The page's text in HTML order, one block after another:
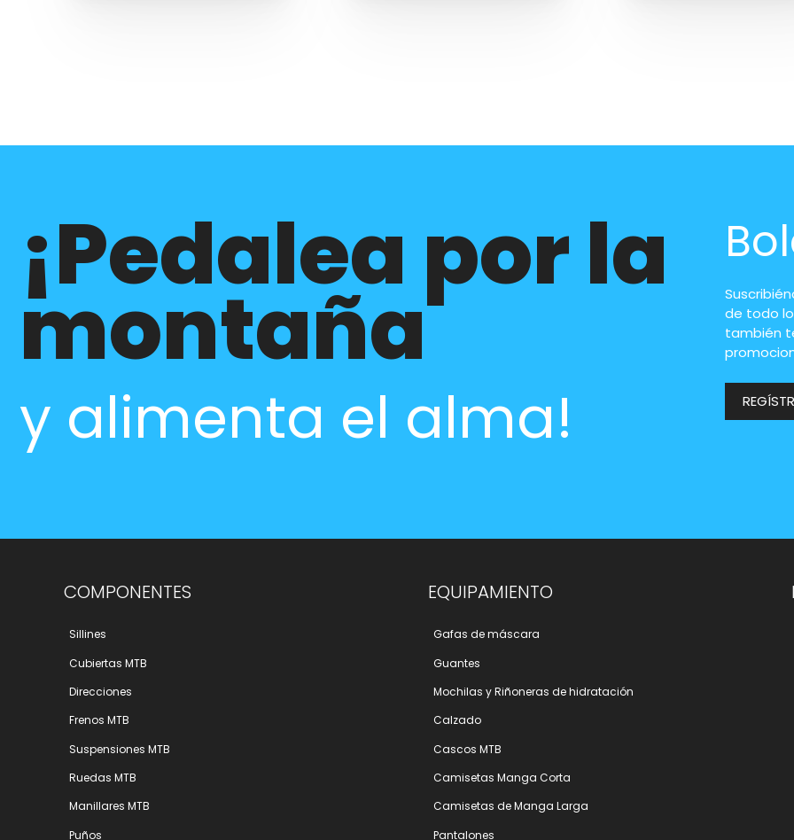
¡Pedalea por la
montaña
y alimenta el alma!
de todo
también
COMPONENTES
Sillines
Cubiertas MTB
Direcciones
Frenos MTB
Suspensiones MTB
Ruedas MTB
Manillares MTB
Puños
EQUIPAMIENTO
Gafas de máscara
Guantes
Mochilas y Riñoneras de hidratación
Calzado
Cascos MTB
Camisetas Manga Corta
Camisetas de Manga Larga
Pantalones